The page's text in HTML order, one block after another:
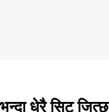
धेरै सिट जित्छ